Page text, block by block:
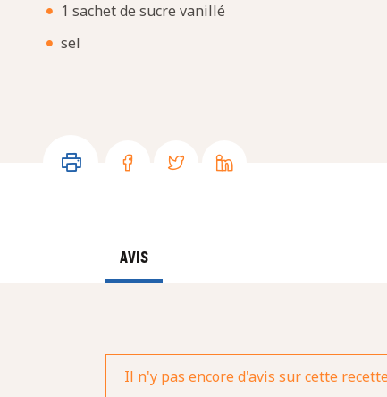
1 sachet de sucre vanillé
sel
AVIS
Il n'y pas encore d'avis sur cette